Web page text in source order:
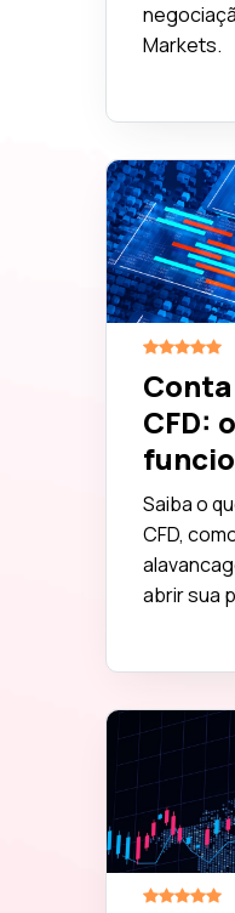
Markets.
CFD:
Saiba o
CFD,
abrir sua